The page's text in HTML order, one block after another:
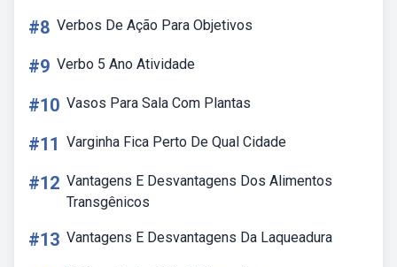
#8 Verbos De Ação Para Objetivos
#9 Verbo 5 Ano Atividade
#10 Vasos Para Sala Com Plantas
#11 Varginha Fica Perto De Qual Cidade
#12 Vantagens E Desvantagens Dos Alimentos
Transgênicos
#13 Vantagens E Desvantagens Da Laqueadura